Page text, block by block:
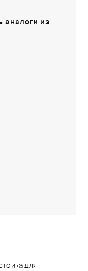
для
аналоги из